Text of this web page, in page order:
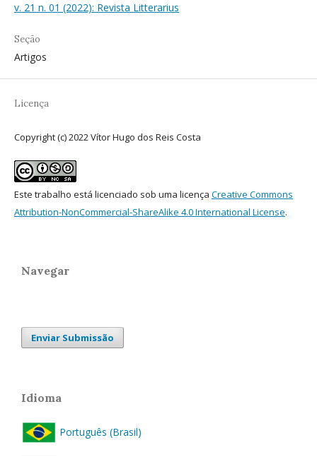
v. 21 n. 01 (2022): Revista Litterarius
Seção
Artigos
Licença
Copyright (c) 2022 Vítor Hugo dos Reis Costa
Este trabalho está licenciado sob uma licença Creative Commons
Attribution-NonCommercial-ShareAlike 4.0 International License.
Navegar
Enviar Submissão
Idioma
Português (Brasil)